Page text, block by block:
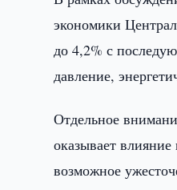
экономики
до 4,2% с
давление,
Отдельное
оказывает
возможное